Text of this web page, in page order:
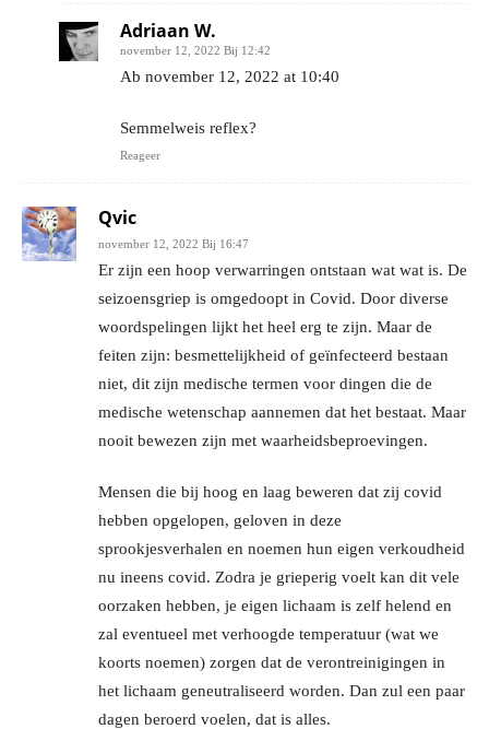
Adriaan W.
november 12, 2022 Bij 12:42
Ab november 12, 2022 at 10:40
Semmelweis reflex?
Reageer
Qvic
november 12, 2022 Bij 16:47
Er zijn een hoop verwarringen ontstaan wat wat is. De
seizoensgriep is omgedoopt in Covid. Door diverse
woordspelingen lijkt het heel erg te zijn. Maar de
feiten zijn: besmettelijkheid of geïnfecteerd bestaan
niet, dit zijn medische termen voor dingen die de
medische wetenschap aannemen dat het bestaat. Maar
nooit bewezen zijn met waarheidsbeproevingen.
Mensen die bij hoog en laag beweren dat zij covid
hebben opgelopen, geloven in deze
sprookjesverhalen en noemen hun eigen verkoudheid
nu ineens covid. Zodra je grieperig voelt kan dit vele
oorzaken hebben, je eigen lichaam is zelf helend en
zal eventueel met verhoogde temperatuur (wat we
koorts noemen) zorgen dat de verontreinigingen in
het lichaam geneutraliseerd worden. Dan zul een paar
dagen beroerd voelen, dat is alles.